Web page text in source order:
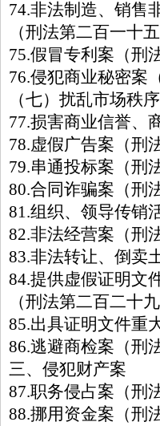
74.非法制造、销售
（刑法第二百一十五
75.假冒专利案（刑
76.侵犯商业秘密案
（七）扰乱市场秩
77.损害商业信誉、
78.虚假广告案（刑
79.串通投标案（刑
80.合同诈骗案（刑
81.组织、领导传销
82.非法经营案（刑
83.非法转让、倒卖
84.提供虚假证明文
（刑法第二百二十
85.出具证明文件重
86.逃避商检案（刑
三、侵犯财产案
87.职务侵占案（刑
88.挪用资金案（刑